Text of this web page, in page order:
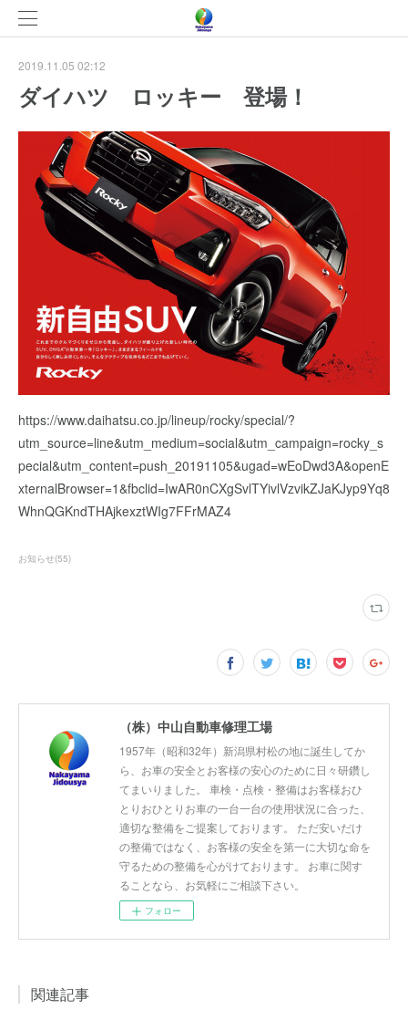
2019.11.05 02:12
ダイハツ ロッキー 登場！
https://www.daihatsu.co.jp/lineup/rocky/special/?
utm_source=line&utm_medium=social&utm_campaign=rocky_s
pecial&utm_content=push_20191105&ugad=wEoDwd3A&openE
xternalBrowser=1&fbclid=IwAR0nCXgSvlTYivlVzvikZJaKJyp9Yq8
WhnQGKndTHAjkexztWIg7FFrMAZ4
お知らせ(55)
（株）中山自動車修理工場
1957年（昭和32年）新潟県村松の地に誕生してか
ら、お車の安全とお客様の安心のために日々研鑽し
てまいりました。 車検・点検・整備はお客様おひ
とりおひとりお車の一台一台の使用状況に合った、
適切な整備をご提案しております。 ただ安いだけ
の整備ではなく、お客様の安全を第一に大切な命を
守るための整備を心がけております。 お車に関す
ることなら、お気軽にご相談下さい。
フォロー
関連記事